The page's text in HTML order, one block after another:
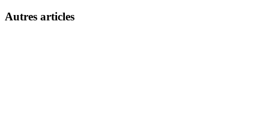
Autres articles